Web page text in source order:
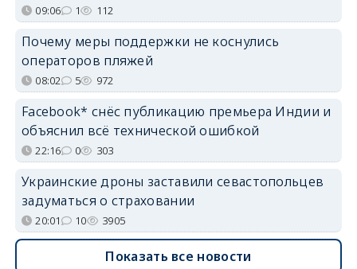
09:06 1 112
Почему меры поддержки не коснулись
операторов пляжей
08:02 5 972
Facebook* снёс публикацию премьера Индии и
объяснил всё технической ошибкой
22:16 0 303
Украинские дроны заставили севастопольцев
задуматься о страховании
20:01 10 3905
Показать все новости